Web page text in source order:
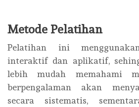
Metode Pelatihan
Pelatihan ini
interaktif dan aplikatif,
lebih mudah memahami
berpengalaman akan
secara sistematis,